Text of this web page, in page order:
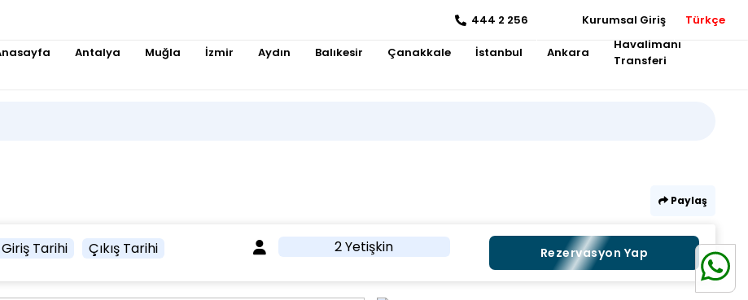
444 2 256 Kurumsal Giriş Türkçe
Antalya Muğla İzmir Aydın Balıkesir Çanakkale İstanbul Ankara
Havalimanı
Transferi
Paylaş
Giriş Tarihi Çıkış Tarihi 2 Yetişkin Rezervasyon Yap